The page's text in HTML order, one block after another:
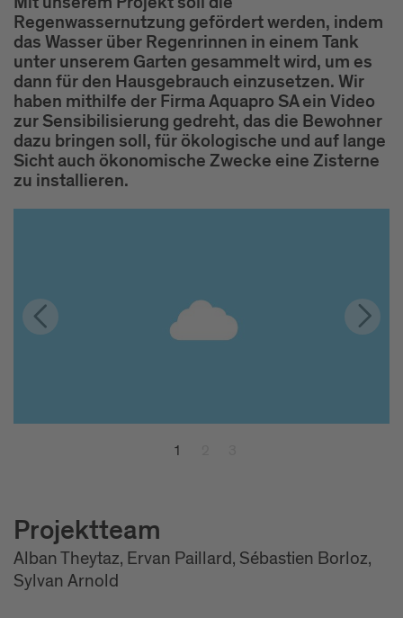
Regenwassernutzung gefördert werden, indem
das Wasser über Regenrinnen in einem Tank
unter unserem Garten gesammelt wird, um es
dann für den Hausgebrauch einzusetzen. Wir
haben mithilfe der Firma Aquapro SA ein Video
zur Sensibilisierung gedreht, das die Bewohner
dazu bringen soll, für ökologische und auf lange
Sicht auch ökonomische Zwecke eine Zisterne
zu installieren.
1
Projektteam
Alban Theytaz, Ervan Paillard, Sébastien Borloz,
Sylvan Arnold